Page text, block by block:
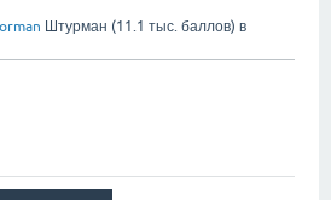
Штурман (11.1 тыс. баллов) в